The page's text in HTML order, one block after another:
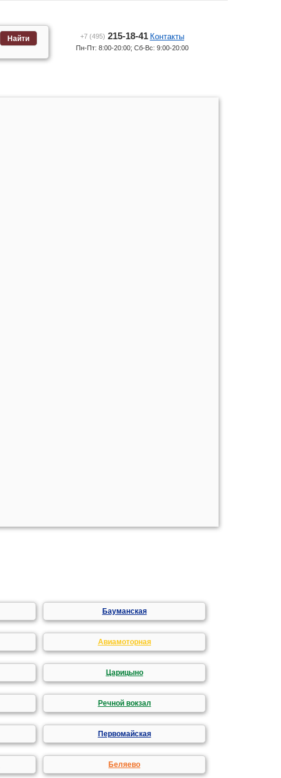
Найти +7 (495) 215-18-41 Контакты
Пн-Пт: 8:00-20:00; Сб-Вс: 9:00-20:00
Бауманская
Авиамоторная
Царицыно
Речной вокзал
Первомайская
Беляево